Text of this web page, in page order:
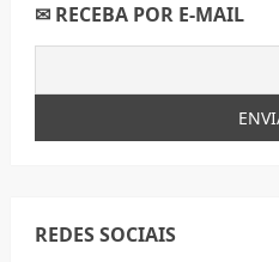
✉ RECEBA POR E-MAIL
REDES SOCIAIS